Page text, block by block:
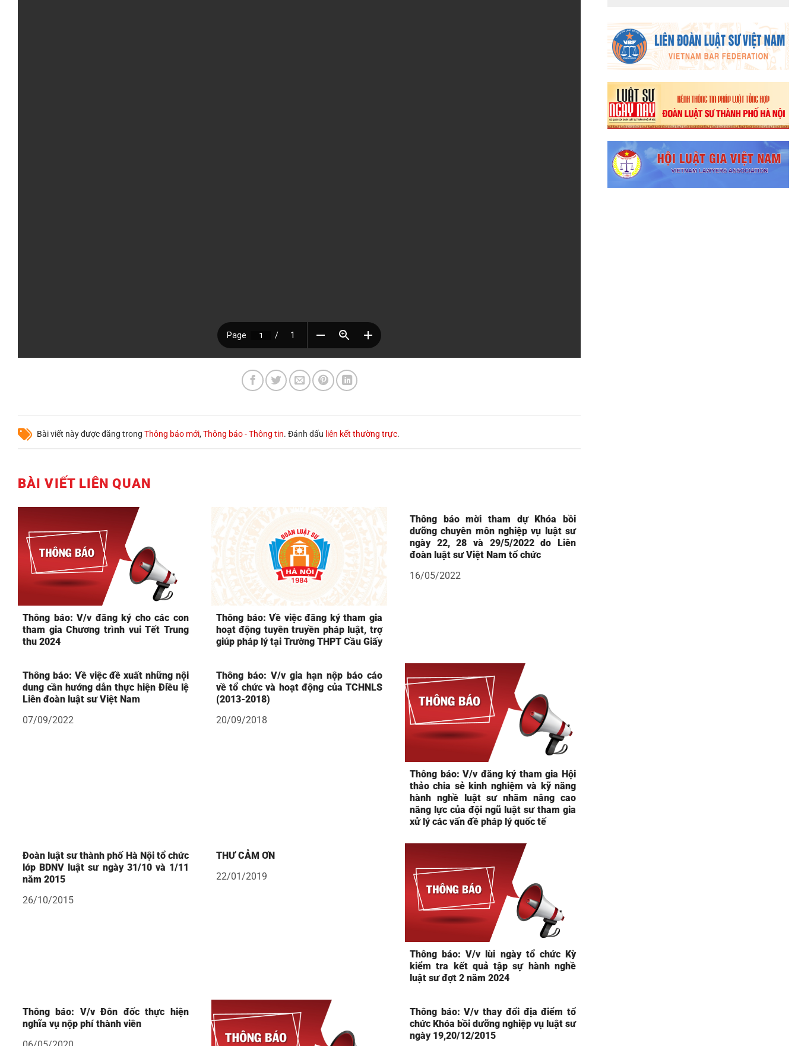
Bài viết này được đăng trong Thông báo mới,Thông báo - Thông tin. Đánh dấu liên kết thường trực.
BÀI VIẾT LIÊN QUAN
Thông báo: V/v đăng ký cho các con
tham gia Chương trình vui Tết Trung
thu 2024
Thông báo: Về việc đăng ký tham gia
hoạt động tuyên truyền pháp luật, trợ
giúp pháp lý tại Trường THPT Cầu Giấy
Thông báo mời tham dự Khóa bồi
dưỡng chuyên môn nghiệp vụ luật sư
ngày 22, 28 và 29/5/2022 do Liên
đoàn luật sư Việt Nam tổ chức
16/05/2022
Thông báo: Về việc đề xuất những nội
dung cần hướng dẫn thực hiện Điều lệ
Liên đoàn luật sư Việt Nam
07/09/2022
Thông báo: V/v gia hạn nộp báo cáo
về tổ chức và hoạt động của TCHNLS
(2013-2018)
20/09/2018
Thông báo: V/v đăng ký tham gia Hội
thảo chia sẻ kinh nghiệm và kỹ năng
hành nghề luật sư nhằm nâng cao
năng lực của đội ngũ luật sư tham gia
xử lý các vấn đề pháp lý quốc tế
Đoàn luật sư thành phố Hà Nội tổ chức
lớp BDNV luật sư ngày 31/10 và 1/11
năm 2015
26/10/2015
THƯ CẢM ƠN
22/01/2019
Thông báo: V/v lùi ngày tổ chức Kỳ
kiểm tra kết quả tập sự hành nghề
luật sư đợt 2 năm 2024
Thông báo: V/v Đôn đốc thực hiện
nghĩa vụ nộp phí thành viên
Thông báo: V/v thay đổi địa điểm tổ
chức Khóa bồi dưỡng nghiệp vụ luật sư
ngày 19,20/12/2015